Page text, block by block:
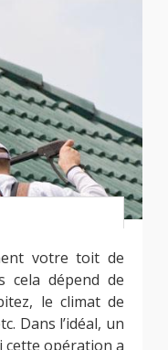
votre toit de
cela dépend de
le climat de
Dans l’idéal, un
cette opération a